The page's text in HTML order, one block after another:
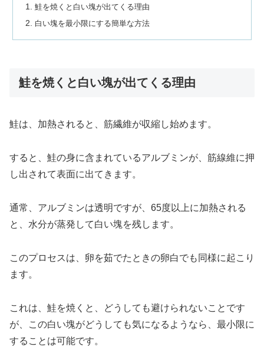
鮭を焼くと白い塊が出てくる理由
白い塊を最小限にする簡単な方法
鮭を焼くと白い塊が出てくる理由
鮭は、加熱されると、筋繊維が収縮し始めます。
すると、鮭の身に含まれているアルブミンが、筋線維に押
し出されて表面に出てきます。
通常、アルブミンは透明ですが、65度以上に加熱される
と、水分が蒸発して白い塊を残します。
このプロセスは、卵を茹でたときの卵白でも同様に起こり
ます。
これは、鮭を焼くと、どうしても避けられないことです
が、この白い塊がどうしても気になるようなら、最小限に
することは可能です。